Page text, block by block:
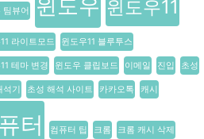
팀뷰어 윈도우 윈도우11
라이트모드 윈도우11 블루투스
테마 변경 윈도우 클립보드 이메일 진입 초성
석기 초성 해석 사이트 카카오톡 캐시
터 컴퓨터 팁 크롬 크롬 캐시 삭제